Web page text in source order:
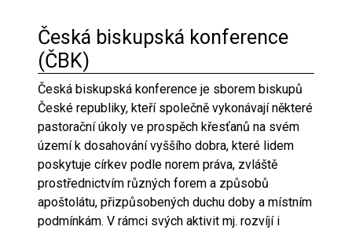
Česká biskupská konference
(ČBK)
Česká biskupská konference je sborem biskupů
České republiky, kteří společně vykonávají některé
pastorační úkoly ve prospěch křesťanů na svém
území k dosahování vyššího dobra, které lidem
poskytuje církev podle norem práva, zvláště
prostřednictvím různých forem a způsobů
apoštolátu, přizpůsobených duchu doby a místním
podmínkám. V rámci svých aktivit mj. rozvíjí i